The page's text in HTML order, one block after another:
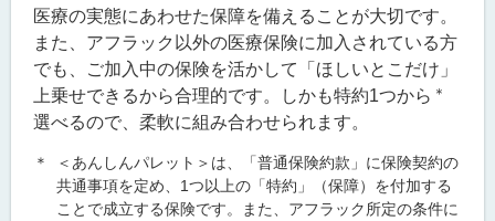
医療の実態にあわせた保障を備えることが大切です。
また、アフラック以外の医療保険に加入されている方
でも、ご加入中の保険を活かして「ほしいとこだけ」
上乗せできるから合理的です。しかも特約1つから ＊
選べるので、柔軟に組み合わせられます。
＊
＜あんしんパレット＞は、「普通保険約款」に保険契約の
共通事項を定め、1つ以上の「特約」（保障）を付加する
ことで成立する保険です。また、アフラック所定の条件に